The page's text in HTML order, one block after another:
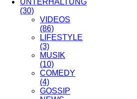
UNTERHALTUNG
(30)
VIDEOS
(86)
LIFESTYLE
(3)
MUSIK
(10)
COMEDY
(4)
GOSSIP